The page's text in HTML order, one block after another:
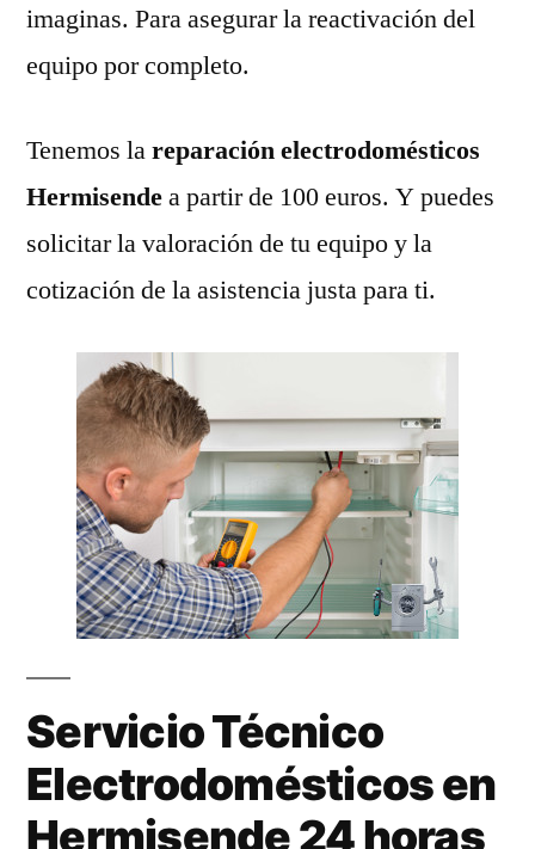
imaginas. Para asegurar la reactivación del
equipo por completo.
Tenemos lareparación electrodomésticos
Hermisendea partir de 100 euros. Y puedes
solicitar la valoración de tu equipo y la
cotización de la asistencia justa para ti.
Servicio Técnico
Electrodomésticos en
Hermisende 24 horas